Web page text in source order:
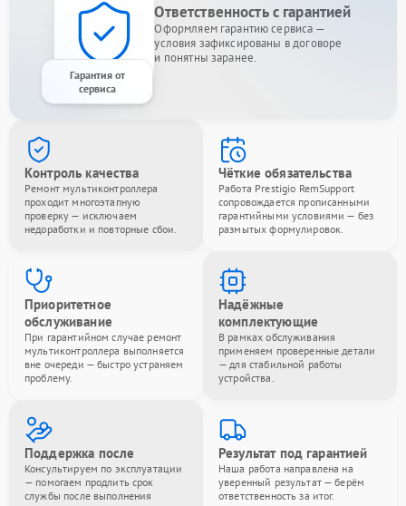
Гарантия от
сервиса
Ответственность с гарантией
Оформляем гарантию сервиса —
условия зафиксированы в договоре
и понятны заранее.
Контроль качества
Ремонт мультиконтроллера
проходит многоэтапную
проверку — исключаем
недоработки и повторные сбои.
Чёткие обязательства
Работа Prestigio RemSupport
сопровождается прописанными
гарантийными условиями — без
размытых формулировок.
Приоритетное
обслуживание
При гарантийном случае ремонт
мультиконтроллера выполняется
вне очереди — быстро устраняем
проблему.
Надёжные
комплектующие
В рамках обслуживания
применяем проверенные детали
— для стабильной работы
устройства.
Поддержка после
Консультируем по эксплуатации
— помогаем продлить срок
службы после выполнения
Результат под гарантией
Наша работа направлена на
уверенный результат — берём
ответственность за итог.